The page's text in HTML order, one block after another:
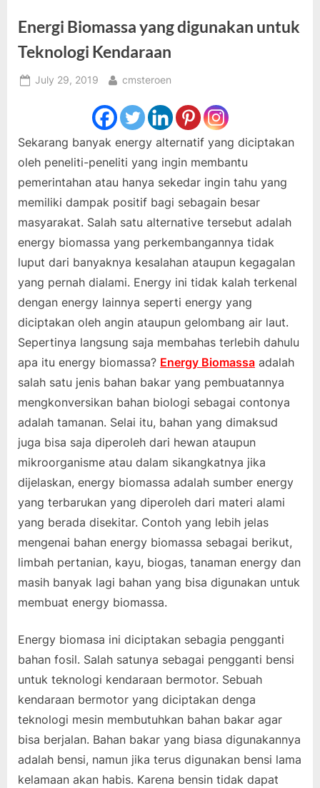
Energi Biomassa yang digunakan untuk
Teknologi Kendaraan
Posted
July 29, 2019 By
cmsteroen
Sekarang banyak energy alternatif yang diciptakan
oleh peneliti-peneliti yang ingin membantu
pemerintahan atau hanya sekedar ingin tahu yang
memiliki dampak positif bagi sebagain besar
masyarakat. Salah satu alternative tersebut adalah
energy biomassa yang perkembangannya tidak
luput dari banyaknya kesalahan ataupun kegagalan
yang pernah dialami. Energy ini tidak kalah terkenal
dengan energy lainnya seperti energy yang
diciptakan oleh angin ataupun gelombang air laut.
Sepertinya langsung saja membahas terlebih dahulu
apa itu energy biomassa? Energy Biomassa adalah
salah satu jenis bahan bakar yang pembuatannya
mengkonversikan bahan biologi sebagai contonya
adalah tamanan. Selai itu, bahan yang dimaksud
juga bisa saja diperoleh dari hewan ataupun
mikroorganisme atau dalam sikangkatnya jika
dijelaskan, energy biomassa adalah sumber energy
yang terbarukan yang diperoleh dari materi alami
yang berada disekitar. Contoh yang lebih jelas
mengenai bahan energy biomassa sebagai berikut,
limbah pertanian, kayu, biogas, tanaman energy dan
masih banyak lagi bahan yang bisa digunakan untuk
membuat energy biomassa.
Energy biomasa ini diciptakan sebagia pengganti
bahan fosil. Salah satunya sebagai pengganti bensi
untuk teknologi kendaraan bermotor. Sebuah
kendaraan bermotor yang diciptakan denga
teknologi mesin membutuhkan bahan bakar agar
bisa berjalan. Bahan bakar yang biasa digunakannya
adalah bensi, namun jika terus digunakan bensi lama
kelamaan akan habis. Karena bensin tidak dapat